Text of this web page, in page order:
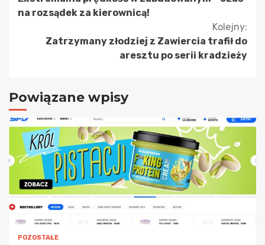
czytanie
na rozsądek za kierownicą!
Kolejny:
Zatrzymany złodziej z Zawiercia trafił do
aresztu po serii kradzieży
Powiązane wpisy
POZOSTAŁE